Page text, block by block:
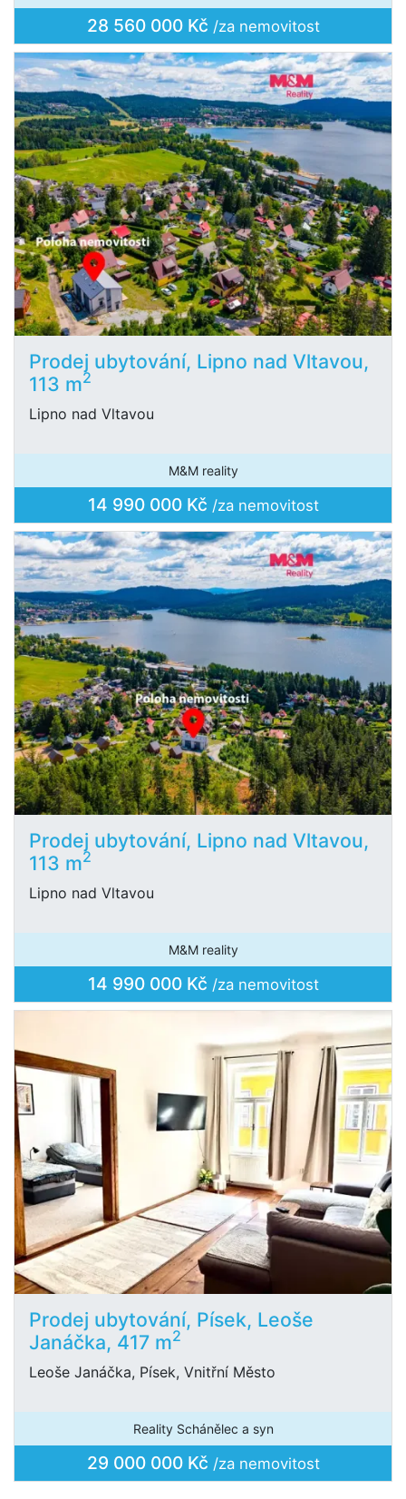
28 560 000 Kč /za nemovitost
Prodej ubytování, Lipno nad Vltavou,
113 m2
Lipno nad Vltavou
M&M reality
14 990 000 Kč /za nemovitost
Prodej ubytování, Lipno nad Vltavou,
113 m2
Lipno nad Vltavou
M&M reality
14 990 000 Kč /za nemovitost
Prodej ubytování, Písek, Leoše
Janáčka, 417 m2
Leoše Janáčka, Písek, Vnitřní Město
Reality Schánělec a syn
29 000 000 Kč /za nemovitost